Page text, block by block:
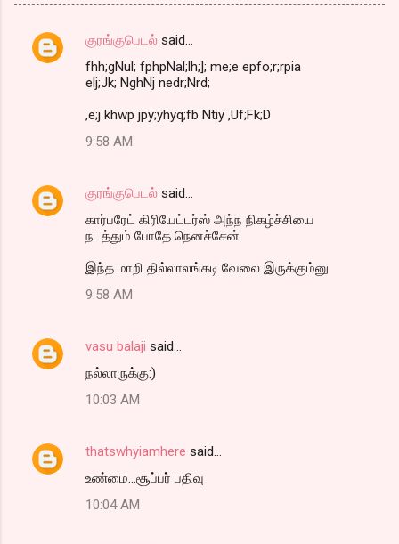
C
t
குரங்குபெடல் said…
fhh;gNul; fphpNal;lh;]; me;e epfo;r;rpia
elj;Jk; NghNj nedr;Nrd;
,e;j khwp jpy;yhyq;fb Ntiy ,Uf;Fk;D
9:58 AM
குரங்குபெடல் said…
கார்பரேட் கிரியேட்டர்ஸ் அந்ந நிகழ்ச்சியை
நடத்தும் போதே நெனச்சேன்
இந்த மாறி தில்லாலங்கடி வேலை இருக்கும்னு
9:58 AM
vasu balaji said…
நல்லாருக்கு:)
10:03 AM
thatswhyiamhere said…
உண்மை...சூப்பர் பதிவு
10:04 AM